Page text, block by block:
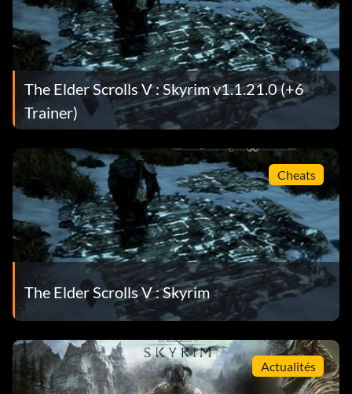
The Elder Scrolls V : Skyrim v1.1.21.0 (+6
Trainer)
Cheats
The Elder Scrolls V : Skyrim
Actualités